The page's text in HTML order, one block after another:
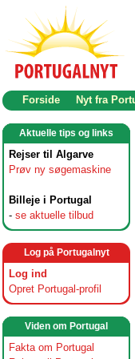
Forside Nyt fra
Aktuelle tips og links
Rejser til Algarve
Prøv ny søgemaskine
Billeje i Portugal
- se aktuelle tilbud
Log på Portugalnyt
Log ind
Opret Portugal-profil
Viden om Portugal
Fakta om Portugal